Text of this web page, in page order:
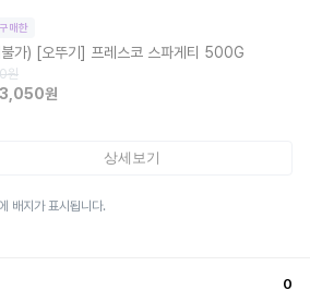
매한
가) [오뚜기] 프레스코 스파게티 500G
원
3,050원
상세보기
배지가 표시됩니다.
0